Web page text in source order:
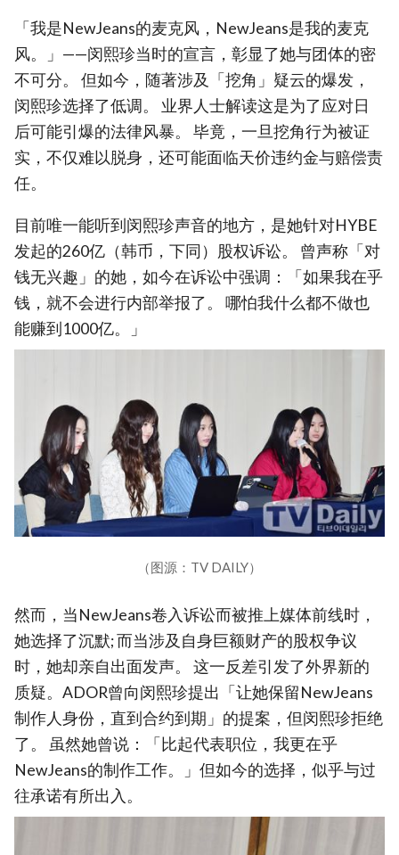
「我是NewJeans的麦克风，NewJeans是我的麦克
风。」——闵熙珍当时的宣言，彰显了她与团体的密
不可分。 但如今，随著涉及「挖角」疑云的爆发，
闵熙珍选择了低调。 业界人士解读这是为了应对日
后可能引爆的法律风暴。 毕竟，一旦挖角行为被证
实，不仅难以脱身，还可能面临天价违约金与赔偿责
任。
目前唯一能听到闵熙珍声音的地方，是她针对HYBE
发起的260亿（韩币，下同）股权诉讼。 曾声称「对
钱无兴趣」的她，如今在诉讼中强调：「如果我在乎
钱，就不会进行内部举报了。 哪怕我什么都不做也
能赚到1000亿。」
（图源：TV DAILY）
然而，当NewJeans卷入诉讼而被推上媒体前线时，
她选择了沉默; 而当涉及自身巨额财产的股权争议
时，她却亲自出面发声。 这一反差引发了外界新的
质疑。ADOR曾向闵熙珍提出「让她保留NewJeans
制作人身份，直到合约到期」的提案，但闵熙珍拒绝
了。 虽然她曾说：「比起代表职位，我更在乎
NewJeans的制作工作。」但如今的选择，似乎与过
往承诺有所出入。